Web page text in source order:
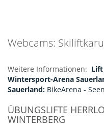
Webcams:
Weitere Informationen:
Wintersport-Arena
Sauerland: BikeArena -
ÜBUNGSLIFTE
WINTERBERG